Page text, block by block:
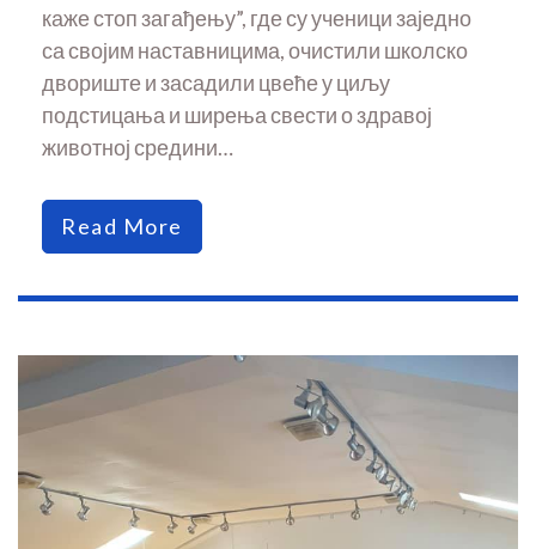
каже стоп загађењу”, где су ученици заједно
са својим наставницима, очистили школско
двориште и засадили цвеће у циљу
подстицања и ширења свести о здравој
животној средини…
Read More